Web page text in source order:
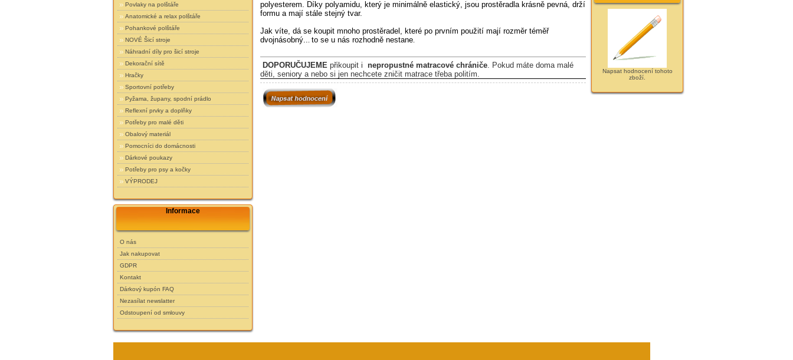
Povlaky na polštáře
Anatomické a relax polštáře
Pohankové polštáře
NOVÉ Šicí stroje
Náhradní díly pro šicí stroje
Dekorační sítě
Hračky
Sportovní potřeby
Pyžama, župany, spodní prádlo
Reflexní prvky a doplňky
Potřeby pro malé děti
Obalový materiál
Pomocníci do domácnosti
Dárkové poukazy
Potřeby pro psy a kočky
VÝPRODEJ
Informace
O nás
Jak nakupovat
GDPR
Kontakt
Dárkový kupón FAQ
Nezasílat newslatter
Odstoupení od smlouvy
polyesterem. Díky polyamidu,
který je minimálně elastický, jsou prostěradla krásně pevná, drží
formu a mají stále stejný tvar.
Jak víte, dá se koupit mnoho prostěradel, které po prvním použití mají rozměr téměř
dvojnásobný..
to se u nás rozhodně nestane.
DOPORUČUJEMEpřikoupit i nepropustné matracové chrániče. Pokud máte doma malé
děti, seniory a nebo si jen nechcete zničit matrace třeba politím.
Napsat hodnocení tohoto
zboží.